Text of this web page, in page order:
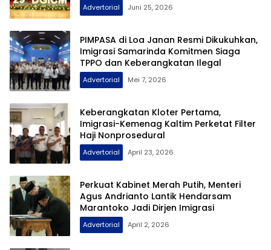
Advertorial Juni 25, 2026
PIMPASA di Loa Janan Resmi Dikukuhkan,
Imigrasi Samarinda Komitmen Siaga
TPPO dan Keberangkatan Ilegal
Advertorial Mei 7, 2026
Keberangkatan Kloter Pertama,
Imigrasi-Kemenag Kaltim Perketat Filter
Haji Nonprosedural
Advertorial April 23, 2026
Perkuat Kabinet Merah Putih, Menteri
Agus Andrianto Lantik Hendarsam
Marantoko Jadi Dirjen Imigrasi
Advertorial April 2, 2026